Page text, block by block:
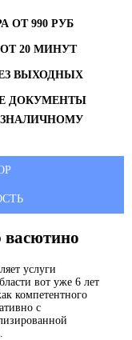
ОТ 990 РУБ
20 МИНУТ
ВЫХОДНЫХ
ДОКУМЕНТЫ
васютино
услуги
вот уже 6 лет
компетентного
с